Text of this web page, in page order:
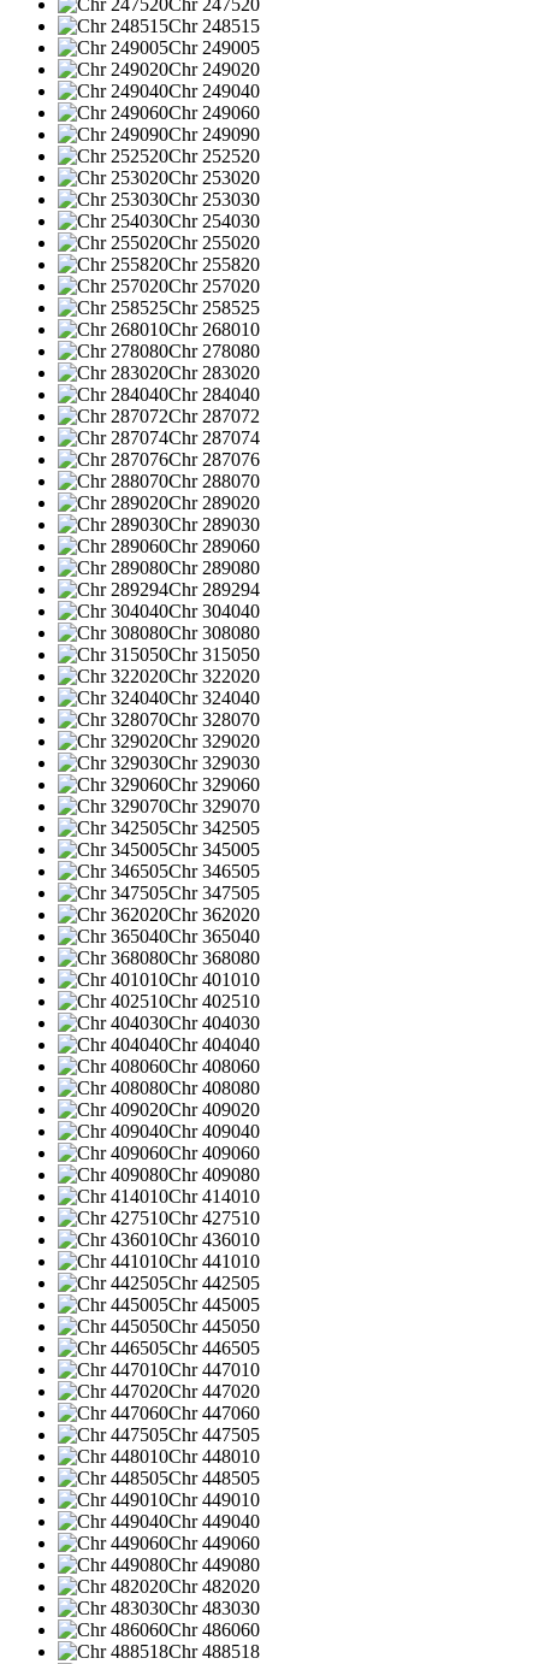
Chr 248515
Chr 249005
Chr 249020
Chr 249040
Chr 249060
Chr 249090
Chr 252520
Chr 253020
Chr 253030
Chr 254030
Chr 255020
Chr 255820
Chr 257020
Chr 258525
Chr 268010
Chr 278080
Chr 283020
Chr 284040
Chr 287072
Chr 287074
Chr 287076
Chr 288070
Chr 289020
Chr 289030
Chr 289060
Chr 289080
Chr 289294
Chr 304040
Chr 308080
Chr 315050
Chr 322020
Chr 324040
Chr 328070
Chr 329020
Chr 329030
Chr 329060
Chr 329070
Chr 342505
Chr 345005
Chr 346505
Chr 347505
Chr 362020
Chr 365040
Chr 368080
Chr 401010
Chr 402510
Chr 404030
Chr 404040
Chr 408060
Chr 408080
Chr 409020
Chr 409040
Chr 409060
Chr 409080
Chr 414010
Chr 427510
Chr 436010
Chr 441010
Chr 442505
Chr 445005
Chr 445050
Chr 446505
Chr 447010
Chr 447020
Chr 447060
Chr 447505
Chr 448010
Chr 448505
Chr 449010
Chr 449040
Chr 449060
Chr 449080
Chr 482020
Chr 483030
Chr 486060
Chr 488518